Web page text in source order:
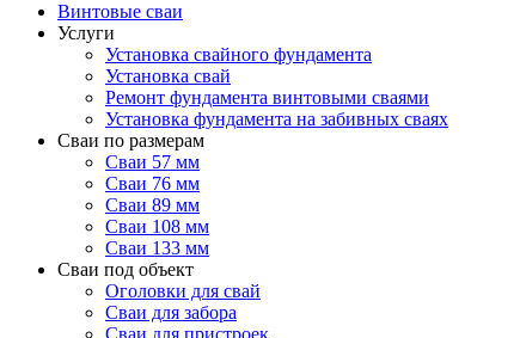
Винтовые сваи
Услуги
Установка свайного фундамента
Установка свай
Ремонт фундамента винтовыми сваями
Установка фундамента на забивных сваях
Сваи по размерам
Сваи 57 мм
Сваи 76 мм
Сваи 89 мм
Сваи 108 мм
Сваи 133 мм
Сваи под объект
Оголовки для свай
Сваи для забора
Сваи для пристроек